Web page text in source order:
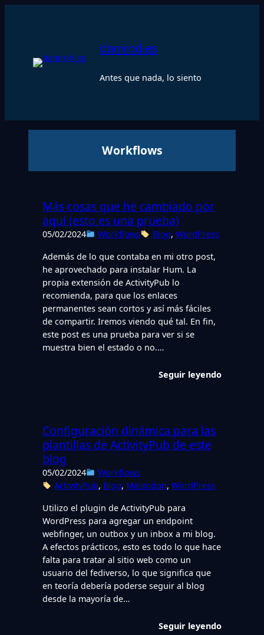
danirod.es
Antes que nada, lo siento
Workflows
Más cosas que he cambiado por
aquí (esto es una prueba)
05/02/2024 Workflows Blog, WordPress
Además de lo que contaba en mi otro post,
he aprovechado para instalar Hum. La
propia extensión de ActivityPub lo
recomienda, para que los enlaces
permanentes sean cortos y así más fáciles
de compartir. Iremos viendo qué tal. En fin,
este post es una prueba para ver si se
muestra bien el estado o no.…
Seguir leyendo
Configuración dinámica para las
plantillas de ActivityPub de este
blog
05/02/2024
Workflows
ActivityPub, Blog, Mastodon, WordPress
Utilizo el plugin de ActivityPub para
WordPress para agregar un endpoint
webfinger, un outbox y un inbox a mi blog.
A efectos prácticos, esto es todo lo que hace
falta para tratar al sitio web como un
usuario del fediverso, lo que significa que
en teoría debería poderse seguir al blog
desde la mayoría de…
Seguir leyendo